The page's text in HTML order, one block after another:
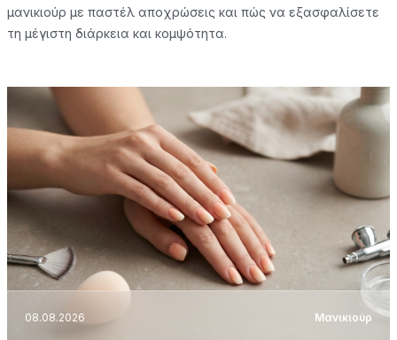
μανικιούρ με παστέλ αποχρώσεις και πώς να εξασφαλίσετε
τη μέγιστη διάρκεια και κομψότητα.
08.08.2026 Μανικιούρ